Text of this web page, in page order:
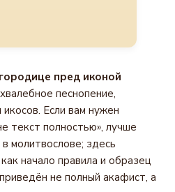
пред иконой
песнопение,
Если вам нужен
текст полностью», лучше
молитвослове; здесь
начало правила и образец
не полный акафист, а